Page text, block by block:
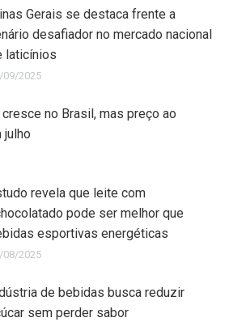
Gerais se destaca frente a
desafiador no mercado nacional
laticínios
09/2025
no Brasil, mas preço ao
julho
revela que leite com
pode ser melhor que
esportivas energéticas
08/2025
de bebidas busca reduzir
sem perder sabor